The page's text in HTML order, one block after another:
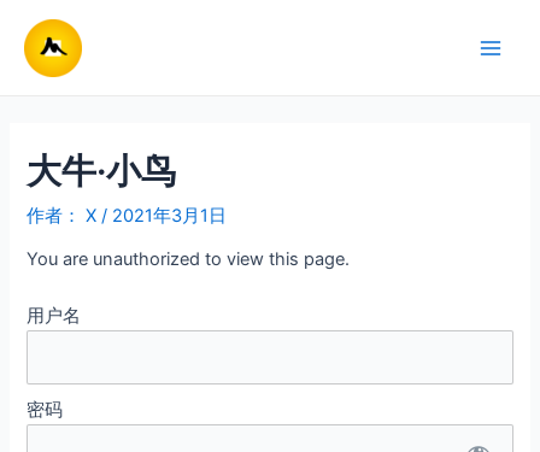
大牛·小鸟
作者： X/ 2021年3月1日
You are unauthorized to view this page.
用户名
密码